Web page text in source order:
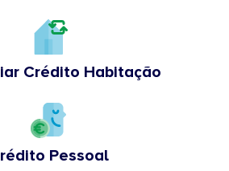
Crédito Habitação
Pessoal